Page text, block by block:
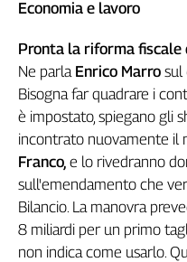
Toscana
Trentino
Umbria
Valle
D'Aosta
Veneto
Archivio
Storico
1955-
2014
Economia e lavoro
Pronta la riforma fiscale
Ne parla Enrico Marro sul
Bisogna far quadrare i
è impostato, spiegano gli
incontrato nuovamente il
Franco, e lo rivedranno
sull'emendamento che
Bilancio. La manovra
8 miliardi per un primo
non indica come usarlo.